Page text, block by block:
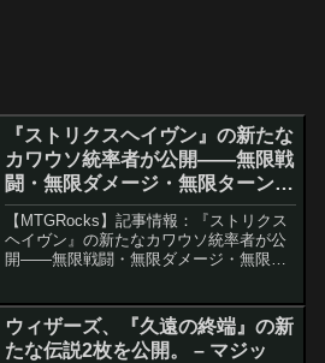
『ストリクスヘイヴン』の新たな
カワウソ統率者が公開――無限戦
闘・無限ダメージ・無限ターンを
実現。 – マジック：ザ・ギャザリ
ング
【MTGRocks】記事情報：『ストリクス
ヘイヴン』の新たなカワウソ統率者が公
開――無限戦闘・無限ダメージ・無限タ
ル」『ストリクスヘイヴンの秘密』のプ
レビューシーズンにお...
ウィザーズ、『久遠の終端』の新
たな伝説2枚を公開。 – マジッ